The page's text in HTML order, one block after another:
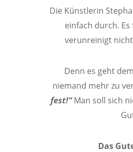
Die Künstlerin
einfach durch.
verunreinigt
Denn es geht
niemand mehr zu
fest!“Man soll sich
Das